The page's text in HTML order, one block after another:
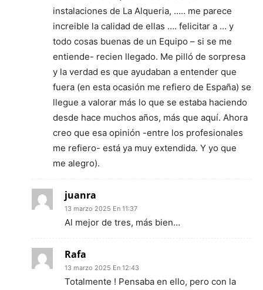
instalaciones de La Alqueria, ….. me parece
increible la calidad de ellas …. felicitar a … y
todo cosas buenas de un Equipo – si se me
entiende- recien llegado. Me pilló de sorpresa
y la verdad es que ayudaban a entender que
fuera (en esta ocasión me refiero de España) se
llegue a valorar más lo que se estaba haciendo
desde hace muchos años, más que aquí. Ahora
creo que esa opinión -entre los profesionales
me refiero- está ya muy extendida. Y yo que
me alegro).
juanra
13 marzo 2025 En 11:37
Al mejor de tres, más bien…
Rafa
13 marzo 2025 En 12:43
Totalmente ! Pensaba en ello, pero con la